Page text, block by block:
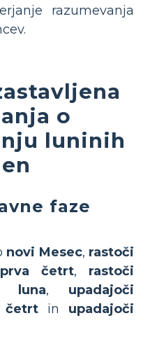
razumevanja
o
luninih
faze
novi Mesec, rastoči
prva četrt, rastoči
luna, upadajoči
četrt in upadajoči